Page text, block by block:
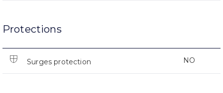
Protections
Surges protection NO